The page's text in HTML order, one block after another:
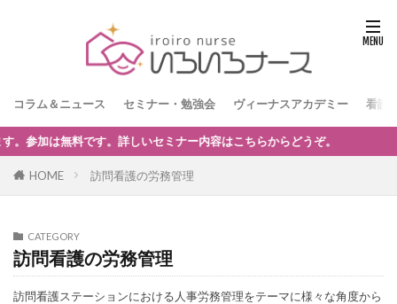
コラム＆ニュース セミナー・勉強会 ヴィーナスアカデミー 看護
詳しいセミナー内容はこちらからどうぞ。
HOME 訪問看護の労務管理
CATEGORY
訪問看護の労務管理
訪問看護ステーションにおける人事労務管理をテーマに様々な角度から